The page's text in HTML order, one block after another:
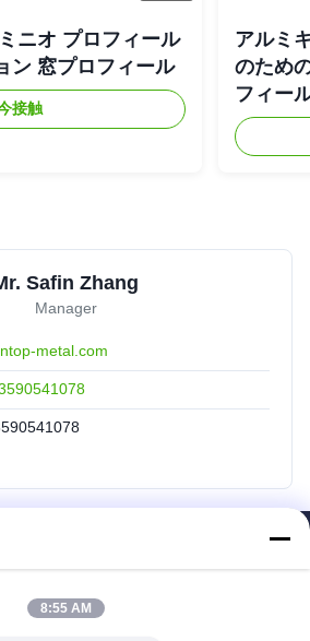
ニオ プロフィール
ン 窓プロフィール
接触
アルミ
のため
フィー
Safin Zhang
Manager
metal.com
製品
8:55 AM